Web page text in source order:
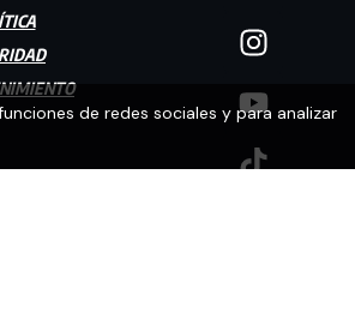
de redes sociales y para analizar